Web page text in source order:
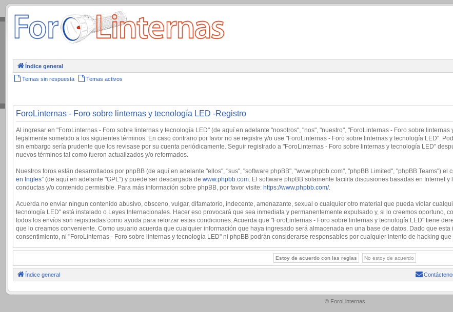
.
Índice general
Temas sin respuesta Temas activos
ForoLinternas - Foro sobre linternas y tecnología LED -Registro
Al ingresar en "ForoLinternas - Foro sobre linternas y tecnología LED" (de aquí en adelante "nosotros", "nos", "nuestro", "ForoLinternas - Foro sobre
legalmente sometido a los siguientes términos. En caso contrario por favor no se registre y/o use "ForoLinternas - Foro sobre linternas y tecnología LED".
sin embargo sería prudente que los revisase por su cuenta periódicamente. Seguir registrado a "ForoLinternas - Foro sobre linternas y tecnología LED"
nuevos términos tal como fueron actualizados y/o reformados.
Nuestros foros están desarrollados por phpBB (de aquí en adelante "ellos", "sus", "software phpBB", "www.phpbb.com", "phpBB Limited", "phpBB Teams") el
en Ingles” (de aquí en adelante "GPL") y puede ser descargada de www.phpbb.com . El software phpBB solamente facilita discusiones basadas en Internet
conductas y/o contenido permisible. Para más información sobre phpBB, por favor visite: https://www.phpbb.com/.
Acuerda no enviar ningun contenido abusivo, obsceno, vulgar, difamatorio, indecente, amenazante, sexual o cualquier otro material que pueda violar
tecnología LED" está instalado o Leyes Internacionales. Hacer eso provocará que sea inmediata y permanentemente expulsado y, si lo creemos oportuno,
todos los envíos son registradas como ayuda para reforzar estas condiciones. Acuerda que "ForoLinternas - Foro sobre linternas y tecnología LED" tiene
que lo creamos conveniente. Como usuario acuerda que cualquier información que haya ingresado será almacenada en una base de datos. Dado que
consentimiento, ni "ForoLinternas - Foro sobre linternas y tecnología LED" ni phpBB podrán considerarse responsables por cualquier intento de hacking
Índice general
.
© ForoLinternas